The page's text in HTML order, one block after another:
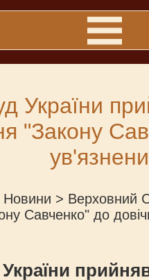
України
"Закону
Новини > Верховний
Савченко" до